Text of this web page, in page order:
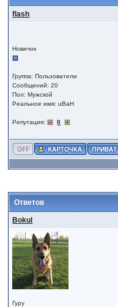
flash
Новичок
Группа: Пользователи
Сообщений: 20
Пол: Мужской
Реальное имя: uBaH
Репутация: 0
Ответов
Bokul
Гуру